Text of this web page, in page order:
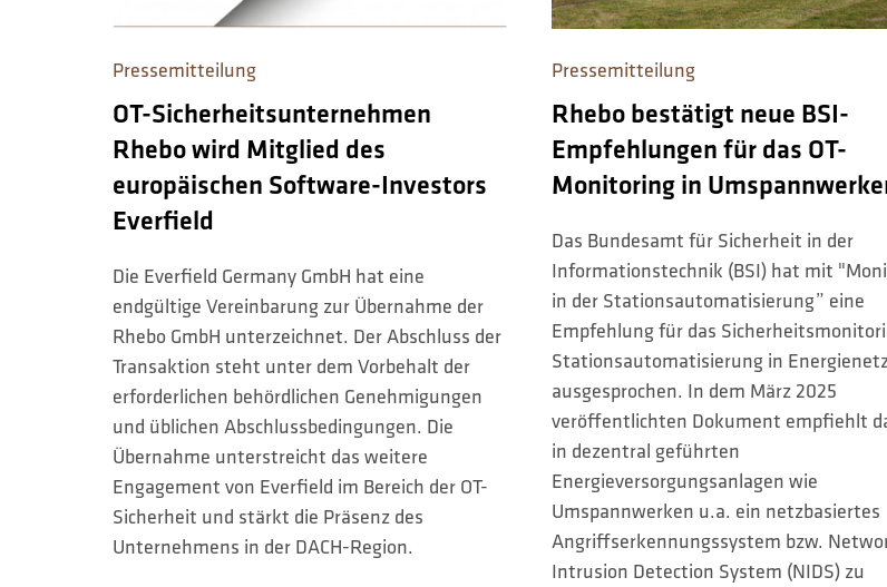
Pressemitteilung
OT-Sicherheitsunternehmen
Rhebo wird Mitglied des
europäischen Software-Investors
Everfield
Die Everfield Germany GmbH hat eine
endgültige Vereinbarung zur Übernahme der
Rhebo GmbH unterzeichnet. Der Abschluss der
Transaktion steht unter dem Vorbehalt der
erforderlichen behördlichen Genehmigungen
und üblichen Abschlussbedingungen. Die
Übernahme unterstreicht das weitere
Engagement von Everfield im Bereich der OT-
Sicherheit und stärkt die Präsenz des
Unternehmens in der DACH-Region.
Pressemitteilung
Rhebo bestätigt neue BSI-
Empfehlungen für das OT-
Monitoring in
Das Bundesamt für Sicherheit in der
Informationstechnik (BSI) hat mit
in der Stationsautomatisierung” eine
Empfehlung für das
Stationsautomatisierung in
ausgesprochen. In dem März 2025
veröffentlichten Dokument empfiehlt
in dezentral geführten
Energieversorgungsanlagen wie
Umspannwerken u.a. ein netzbasiertes
Angriffserkennungssystem bzw.
Intrusion Detection System (NIDS) zu